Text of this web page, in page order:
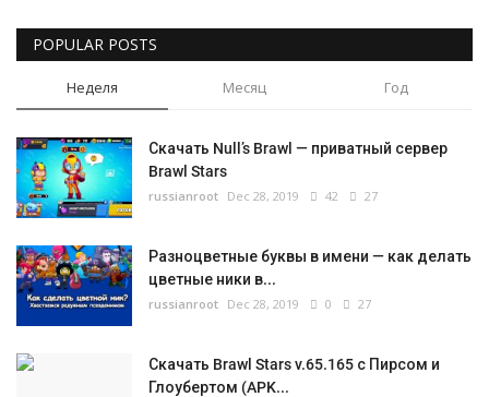
POPULAR POSTS
Неделя Месяц Год
Скачать Null’s Brawl — приватный сервер
Brawl Stars
russianroot Dec 28, 2019 42 27
Разноцветные буквы в имени — как делать
цветные ники в...
russianroot Dec 28, 2019 0 27
Скачать Brawl Stars v.65.165 с Пирсом и
Глоубертом (APK...